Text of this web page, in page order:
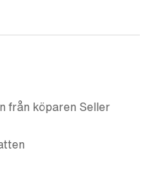
från köparen Seller